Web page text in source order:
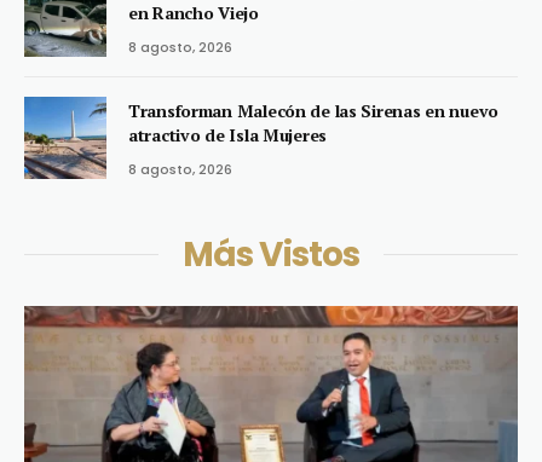
en Rancho Viejo
8 agosto, 2026
Transforman Malecón de las Sirenas en nuevo
atractivo de Isla Mujeres
8 agosto, 2026
Más Vistos